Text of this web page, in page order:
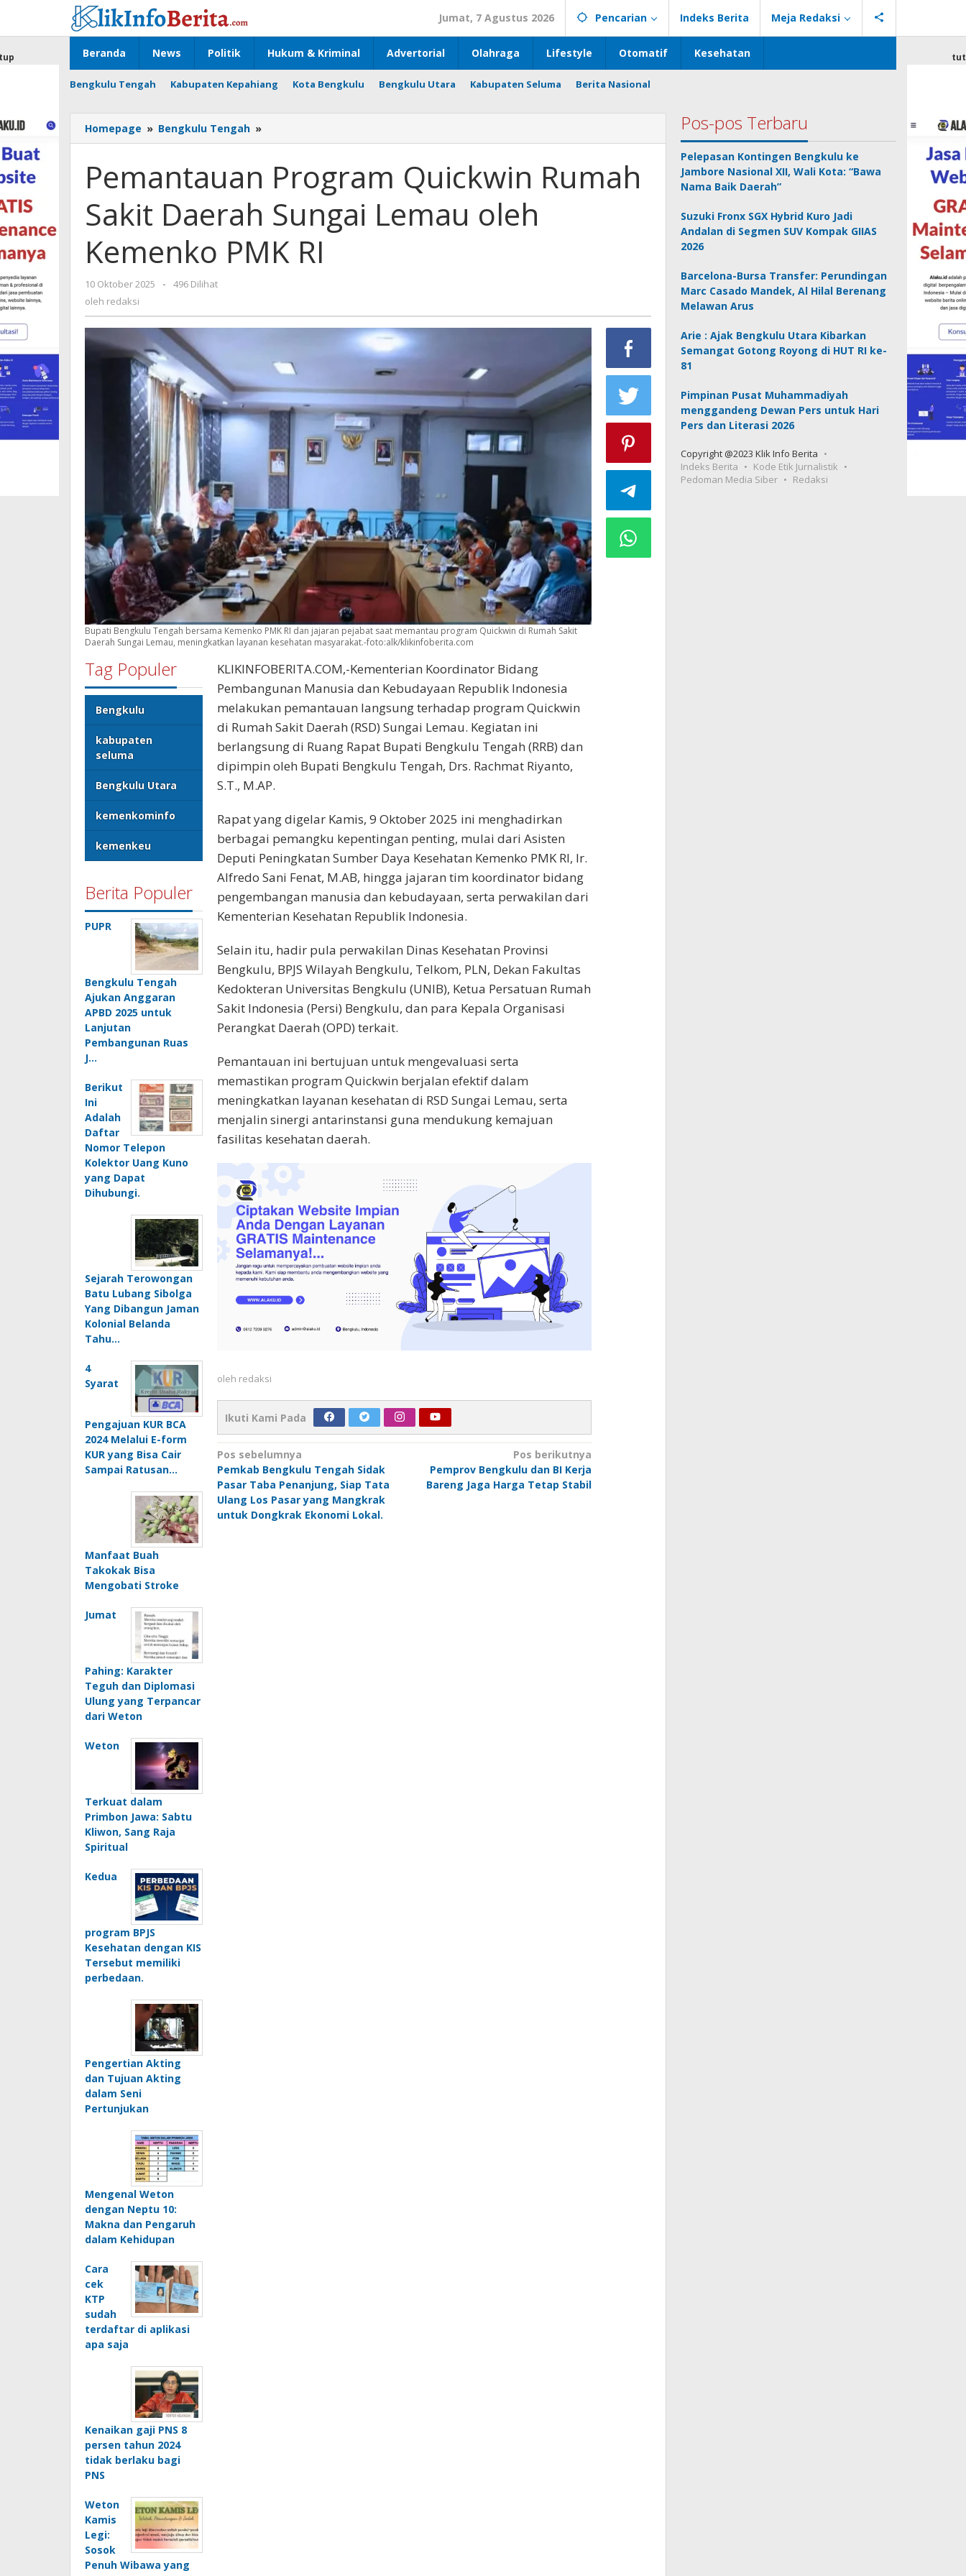
konten
Jumat, 7 Agustus 2026 Pencarian Indeks Berita Meja Redaksi
Beranda News Politik Hukum & Kriminal Advertorial Olahraga Lifestyle Otomatif Kesehatan
Bengkulu Tengah Kabupaten Kepahiang Kota Bengkulu Bengkulu Utara Kabupaten Seluma Berita Nasional
Homepage » Bengkulu Tengah »
Program
Rumah
Sakit
Daerah
Sungai
oleh
Kemenko
Pemantauan Program Quickwin Rumah
Sakit Daerah Sungai Lemau oleh
Kemenko PMK RI
10 Oktober 2025
oleh
-
496 Dilihat
oleh redaksi
Bupati Bengkulu Tengah bersama Kemenko PMK RI dan jajaran pejabat saat memantau program Quickwin di Rumah Sakit
Daerah Sungai Lemau, meningkatkan layanan kesehatan masyarakat.-foto:alk/klikinfoberita.com
Tag Populer
Bengkulu
kabupaten
seluma
Bengkulu Utara
kemenkominfo
kemenkeu
Berita Populer
PUPR
Bengkulu Tengah
Ajukan Anggaran
APBD 2025 untuk
Lanjutan
Pembangunan Ruas
J…
Berikut
Ini
Adalah
Daftar
Nomor Telepon
Kolektor Uang Kuno
yang Dapat
Dihubungi.
Sejarah Terowongan
Batu Lubang Sibolga
Yang Dibangun Jaman
Kolonial Belanda
Tahu…
4
Syarat
Pengajuan KUR BCA
2024 Melalui E-form
KUR yang Bisa Cair
Sampai Ratusan…
Manfaat Buah
Takokak Bisa
Mengobati Stroke
Jumat
Pahing: Karakter
Teguh dan Diplomasi
Ulung yang Terpancar
dari Weton
Weton
Terkuat dalam
Primbon Jawa: Sabtu
Kliwon, Sang Raja
Spiritual
Kedua
program BPJS
Kesehatan dengan KIS
Tersebut memiliki
perbedaan.
Pengertian Akting
dan Tujuan Akting
dalam Seni
Pertunjukan
Mengenal Weton
dengan Neptu 10:
Makna dan Pengaruh
dalam Kehidupan
Cara
cek
KTP
sudah
terdaftar di aplikasi
apa saja
Kenaikan gaji PNS 8
persen tahun 2024
tidak berlaku bagi
PNS
Weton
Kamis
Legi:
Sosok
Penuh Wibawa yang
KLIKINFOBERITA.COM,-Kementerian Koordinator Bidang
Pembangunan Manusia dan Kebudayaan Republik Indonesia
melakukan pemantauan langsung terhadap program Quickwin
di Rumah Sakit Daerah (RSD) Sungai Lemau. Kegiatan ini
berlangsung di Ruang Rapat Bupati Bengkulu Tengah (RRB) dan
dipimpin oleh Bupati Bengkulu Tengah, Drs. Rachmat Riyanto,
S.T., M.AP.
Rapat yang digelar Kamis, 9 Oktober 2025 ini menghadirkan
berbagai pemangku kepentingan penting, mulai dari Asisten
Deputi Peningkatan Sumber Daya Kesehatan Kemenko PMK RI, Ir.
Alfredo Sani Fenat, M.AB, hingga jajaran tim koordinator bidang
pengembangan manusia dan kebudayaan, serta perwakilan dari
Kementerian Kesehatan Republik Indonesia.
Selain itu, hadir pula perwakilan Dinas Kesehatan Provinsi
Bengkulu, BPJS Wilayah Bengkulu, Telkom, PLN, Dekan Fakultas
Kedokteran Universitas Bengkulu (UNIB), Ketua Persatuan Rumah
Sakit Indonesia (Persi) Bengkulu, dan para Kepala Organisasi
Perangkat Daerah (OPD) terkait.
Pemantauan ini bertujuan untuk mengevaluasi serta
memastikan program Quickwin berjalan efektif dalam
meningkatkan layanan kesehatan di RSD Sungai Lemau, serta
menjalin sinergi antarinstansi guna mendukung kemajuan
fasilitas kesehatan daerah.
oleh redaksi
Ikuti Kami Pada
Navigasi
pos
Pos sebelumnya
Pemkab Bengkulu Tengah Sidak
Pasar Taba Penanjung, Siap Tata
Ulang Los Pasar yang Mangkrak
untuk Dongkrak Ekonomi Lokal.
Pos berikutnya
Pemprov Bengkulu dan BI Kerja
Bareng Jaga Harga Tetap Stabil
Pos-pos Terbaru
Pelepasan Kontingen Bengkulu ke
Jambore Nasional XII, Wali Kota: “Bawa
Nama Baik Daerah”
Suzuki Fronx SGX Hybrid Kuro Jadi
Andalan di Segmen SUV Kompak GIIAS
2026
Barcelona-Bursa Transfer: Perundingan
Marc Casado Mandek, Al Hilal Berenang
Melawan Arus
Arie : Ajak Bengkulu Utara Kibarkan
Semangat Gotong Royong di HUT RI ke-
81
Pimpinan Pusat Muhammadiyah
menggandeng Dewan Pers untuk Hari
Pers dan Literasi 2026
Copyright @2023 Klik Info Berita
Indeks Berita
Kode Etik Jurnalistik
Pedoman Media Siber
Redaksi